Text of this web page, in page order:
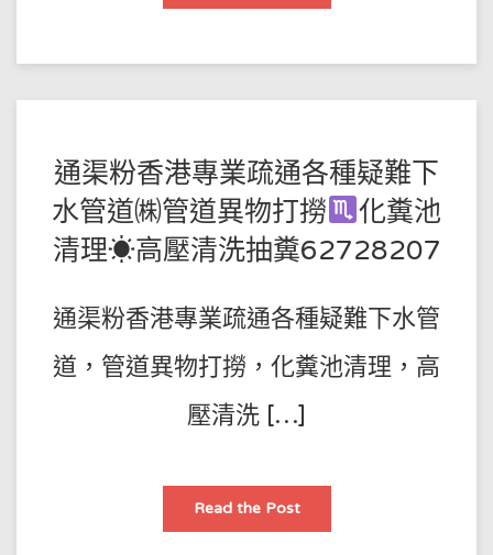
最
通
渠
佬
收
費
便
宜
九
渠
掏
水
道
62728207
堵
清
理
POSTED
ON
2022-
06-
BY
王
師
傅
通渠粉香港專業疏通各種疑難下
水管道㈱管道異物打撈
化糞池
清理☀高壓清洗抽糞62728207
通渠粉香港專業疏通各種疑難下水管
道，管道異物打撈，化糞池清理，高
壓清洗 […]
Read the Post通
粉